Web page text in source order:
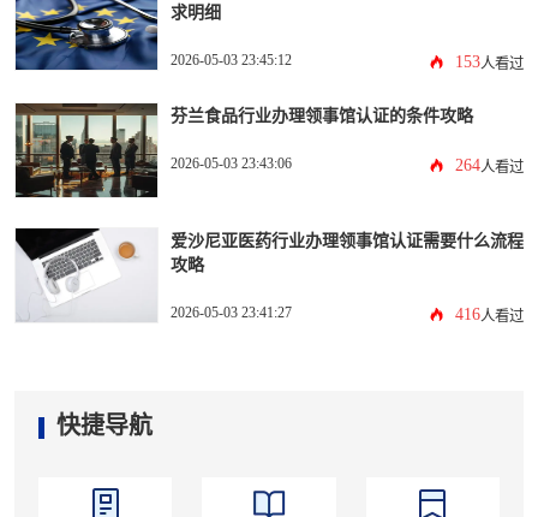
求明细
2026-05-03 23:45:12 153人看过
芬兰食品行业办理领事馆认证的条件攻略
2026-05-03 23:43:06 264人看过
爱沙尼亚医药行业办理领事馆认证需要什么流程
攻略
2026-05-03 23:41:27 416人看过
快捷导航